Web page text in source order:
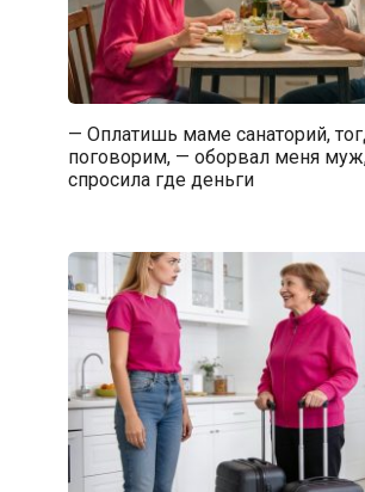
— Оплатишь маме санаторий,
поговорим, — оборвал меня
спросила где деньги